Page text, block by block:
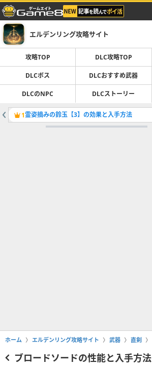
エルデンリング攻略サイト
攻略TOP DLC攻略TOP
DLCボス DLCおすすめ武器
DLCのNPC DLCストーリー
1霊姿摘みの鈴玉【3】の効果と入手方法
ホーム エルデンリング攻略サイト 武器 直剣
ブロードソードの性能と入手方法